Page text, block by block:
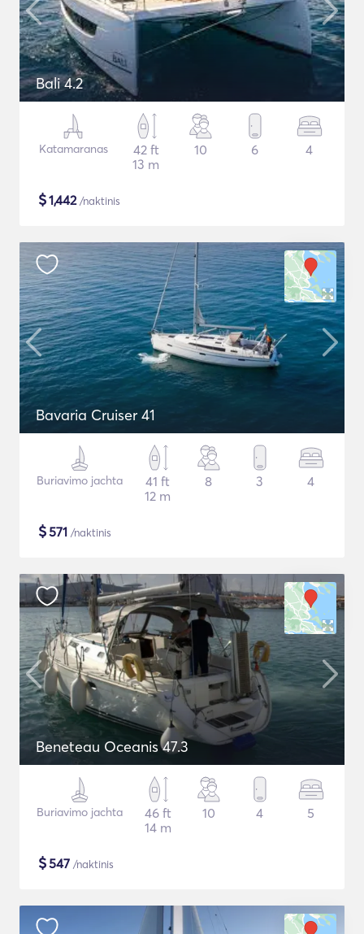
Bali 4.2
Katamaranas
42 ft
13 m
10 6 4
$1,442/naktinis
Bavaria Cruiser 41
Buriavimo jachta
41 ft
12 m
8 3 4
$571 /naktinis
Beneteau Oceanis 47.3
Buriavimo jachta
46 ft
14 m
10 4 5
$547 /naktinis